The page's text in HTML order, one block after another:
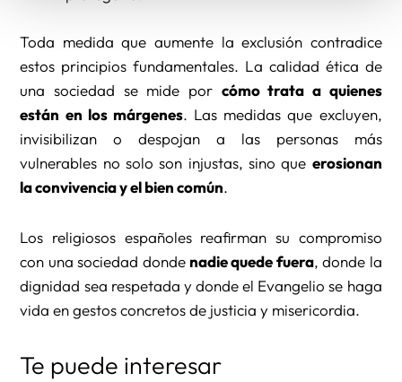
Toda medida que aumente la exclusión contradice
estos principios fundamentales. La calidad ética de
una sociedad se mide por cómo trata a quienes
están en los márgenes. Las medidas que excluyen,
invisibilizan o despojan a las personas más
vulnerables no solo son injustas, sino que erosionan
la convivencia y el bien común.
Los religiosos españoles reafirman su compromiso
con una sociedad donde nadie quede fuera, donde la
dignidad sea respetada y donde el Evangelio se haga
vida en gestos concretos de justicia y misericordia.
Te puede interesar